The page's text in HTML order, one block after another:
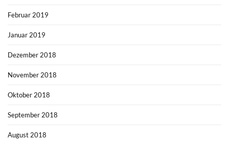
Februar 2019
Januar 2019
Dezember 2018
November 2018
Oktober 2018
September 2018
August 2018